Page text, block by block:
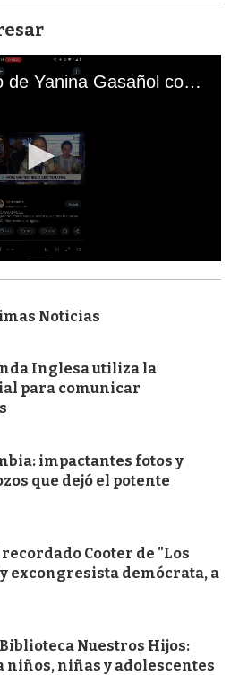
El mal momento de Yanina Gasañol con un hincha argentino en "Subrayado"
Noticias
Inglesa utiliza la
para comunicar
impactantes fotos y
que dejó el potente
Cooter de "Los
excongresista demócrata, a
Nuestros Hijos:
niños, niñas y adolescentes